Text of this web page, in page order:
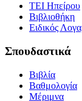
ΤΕΙ Ηπείρου
Βιβλιοθήκη
Eιδικός
Σπουδαστικά
Βιβλία
Βαθμολογία
Μέριμνα